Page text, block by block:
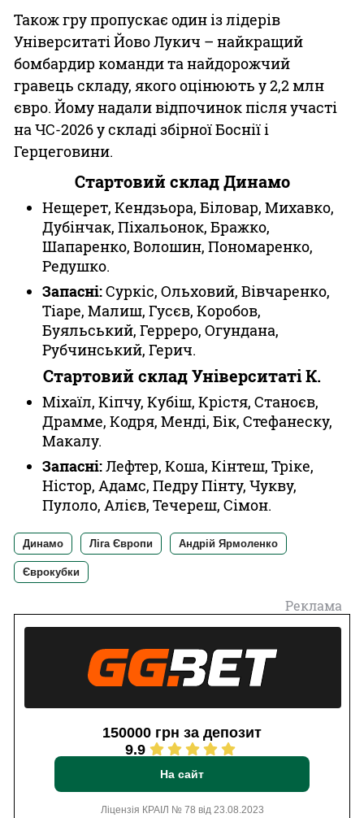
Також гру пропускає один із лідерів
Університаті Йово Лукич – найкращий
бомбардир команди та найдорожчий
гравець складу, якого оцінюють у 2,2 млн
євро. Йому надали відпочинок після участі
на ЧС-2026 у складі збірної Боснії і
Герцеговини.
Стартовий склад Динамо
Нещерет, Кендзьора, Біловар, Михавко,
Дубінчак, Піхальонок, Бражко,
Шапаренко, Волошин, Пономаренко,
Редушко.
Запасні:Суркіс, Ольховий, Вівчаренко,
Тіаре, Малиш, Гусєв, Коробов,
Буяльський, Герреро, Огундана,
Рубчинський, Герич.
Стартовий склад Університаті К.
Міхаїл, Кіпчу, Кубіш, Крістя, Станоєв,
Драмме, Кодря, Менді, Бік, Стефанеску,
Макалу.
Запасні:Лефтер, Коша, Кінтеш, Тріке,
Ністор, Адамс, Педру Пінту, Чукву,
Пулоло, Алієв, Течереш, Сімон.
Динамо Ліга Європи Андрій Ярмоленко
Єврокубки
Реклама
150000 грн за депозит
9.9
На сайт
Ліцензія КРАІЛ № 78 від 23.08.2023